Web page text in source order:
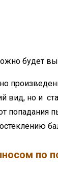
будет
вид, но и
по